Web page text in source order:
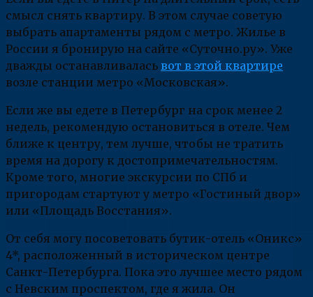
смысл снять квартиру. В этом случае советую
выбрать апартаменты рядом с метро. Жилье в
России я бронирую на сайте «Суточно.ру». Уже
дважды останавливалась вот в этой квартире
возле станции метро «Московская».
Если же вы едете в Петербург на срок менее 2
недель, рекомендую остановиться в отеле. Чем
ближе к центру, тем лучше, чтобы не тратить
время на дорогу к достопримечательностям.
Кроме того, многие экскурсии по СПб и
пригородам стартуют у метро «Гостиный двор»
или «Площадь Восстания».
От себя могу посоветовать бутик-отель «Оникс»
4*, расположенный в историческом центре
Санкт-Петербурга. Пока это лучшее место рядом
с Невским проспектом, где я жила. Он